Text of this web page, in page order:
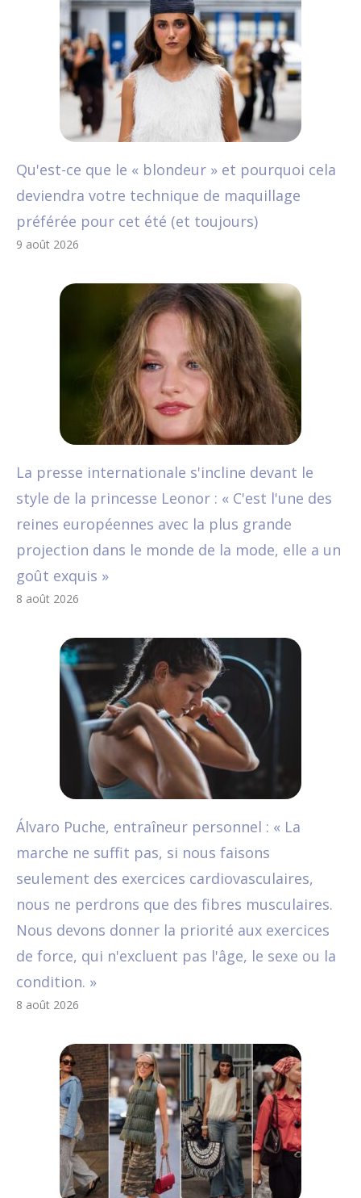
Qu'est-ce que le « blondeur » et pourquoi cela
deviendra votre technique de maquillage
préférée pour cet été (et toujours)
9 août 2026
La presse internationale s'incline devant le
style de la princesse Leonor : « C'est l'une des
reines européennes avec la plus grande
projection dans le monde de la mode, elle a un
goût exquis »
8 août 2026
Álvaro Puche, entraîneur personnel : « La
marche ne suffit pas, si nous faisons
seulement des exercices cardiovasculaires,
nous ne perdrons que des fibres musculaires.
Nous devons donner la priorité aux exercices
de force, qui n'excluent pas l'âge, le sexe ou la
condition. »
8 août 2026